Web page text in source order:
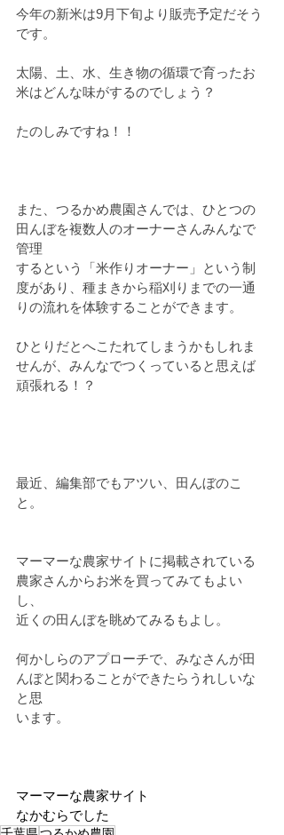
今年の新米は9月下旬より販売予定だそう
です。
太陽、土、水、生き物の循環で育ったお
米はどんな味がするのでしょう？
たのしみですね！！
また、つるかめ農園さんでは、ひとつの
田んぼを複数人のオーナーさんみんなで
管理
するという「米作りオーナー」という制
度があり、種まきから稲刈りまでの一通
りの流れを体験することができます。
ひとりだとへこたれてしまうかもしれま
せんが、みんなでつくっていると思えば
頑張れる！？
最近、編集部でもアツい、田んぼのこ
と。
マーマーな農家サイトに掲載されている
農家さんからお米を買ってみてもよい
し、
近くの田んぼを眺めてみるもよし。
何かしらのアプローチで、みなさんが田
んぼと関わることができたらうれしいな
と思
います。
マーマーな農家サイト
なかむらでした